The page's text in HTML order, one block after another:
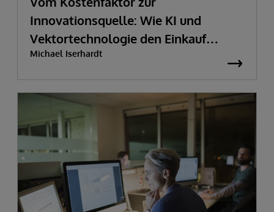
Innovationsquelle: Wie KI und
Vektortechnologie den Einkauf
transformieren
Michael Iserhardt